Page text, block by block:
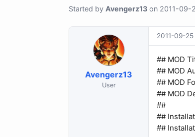
Started by Avengerz13 on 2011-09-
Avengerz13
User
2011-09-25
## MOD
## MOD
## MOD
## MOD
##
##
##